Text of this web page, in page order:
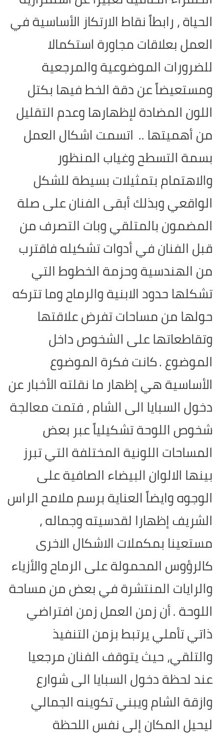
الحياة ، رابطاً نقاط الارتكاز الأساسية في
العمل بعلاقات مجاورة استكمالا
للضرورات الموضوعية والمرجعية
ومستعيضاً عن دقة الخط فيها بكتل
اللون المضادة لإظهارها وعدم التقليل
من أهميتها .. اتسمت اشكال العمل
بسمة التسطح وغياب المنظور
والاهتمام بتمثيلات بسيطة للشكل
الواقعي وبذلك أبقى الفنان على صلة
المضمون بالمتلقي وبات التصرف من
قبل الفنان في أدوات تشكيله فاقترب
من الهندسية وحزمة الخطوط التي
تشكلها حدود الابنية والرماح وما تتركه
حولها من مساحات تفرض علاقتها
وتقاطعاتها على الشخوص داخل
الموضوع .كانت فكرة الموضوع
الأساسية هي إظهار ما نقلته الأخبار عن
دخول السبايا الى الشام ، فتمت معالجة
شخوص اللوحة تشكيلياً عبر بعض
المساحات اللونية المختلفة التي تبرز
بينها الالوان البيضاء الصافية على
الوجوه وايضاً العناية برسم ملامح الراس
الشريف إظهارا لقدسيته وجماله ،
مستعينا بمكملات الاشكال الاخرى
كالرؤوس المحمولة على الرماح والأزياء
والرايات المنتشرة في بعض من مساحة
اللوحة .أن زمن العمل زمن افتراضي
ذاتي تأملي يرتبط بزمن التنفيذ
والتلقي، حيث يتوقف الفنان مرجعيا
عند لحظة دخول السبايا الى شوارع
وازقة الشام ويبني تكوينه الجمالي
ليحيل المكان إلى نفس اللحظة